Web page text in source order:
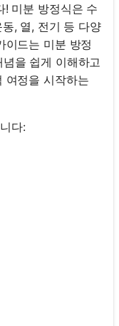
! 미분 방정식은 수
, 열, 전기 등 다양
이드는 미분 방정
을 쉽게 이해하고
여정을 시작하는
다: